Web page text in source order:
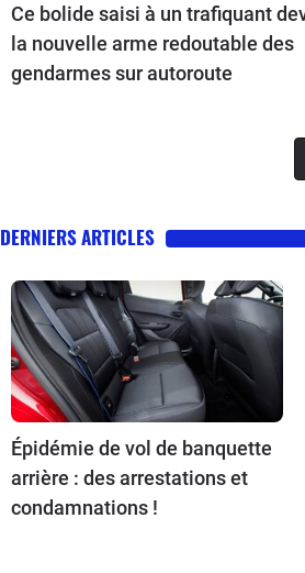
Ce bolide saisi à un trafiquant
la nouvelle arme redoutable des
gendarmes sur autoroute
DERNIERS ARTICLES
Épidémie de vol de banquette
arrière : des arrestations et
condamnations !